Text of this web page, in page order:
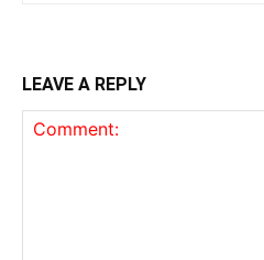
LEAVE A REPLY